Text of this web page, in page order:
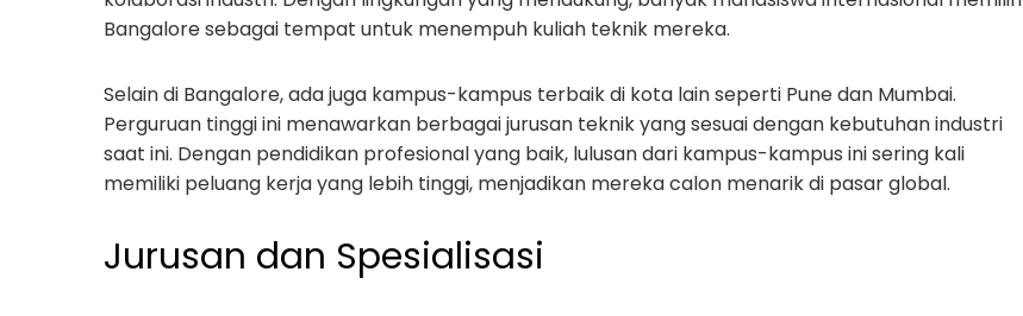
Bangalore sebagai tempat untuk menempuh kuliah teknik mereka.
Selain di Bangalore, ada juga kampus-kampus terbaik di kota lain seperti Pune dan Mumbai.
Perguruan tinggi ini menawarkan berbagai jurusan teknik yang sesuai dengan kebutuhan industri
saat ini. Dengan pendidikan profesional yang baik, lulusan dari kampus-kampus ini sering kali
memiliki peluang kerja yang lebih tinggi, menjadikan mereka calon menarik di pasar global.
Jurusan dan Spesialisasi